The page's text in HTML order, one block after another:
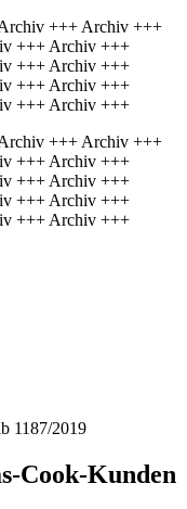
+++ Archiv +++
+++ Archiv +++
+++ Archiv +++
+++ Archiv +++
+++ Archiv +++
+++ Archiv +++
+++ Archiv +++
+++ Archiv +++
+++ Archiv +++
+++ Archiv +++
1187/2019
Cook-Kunden